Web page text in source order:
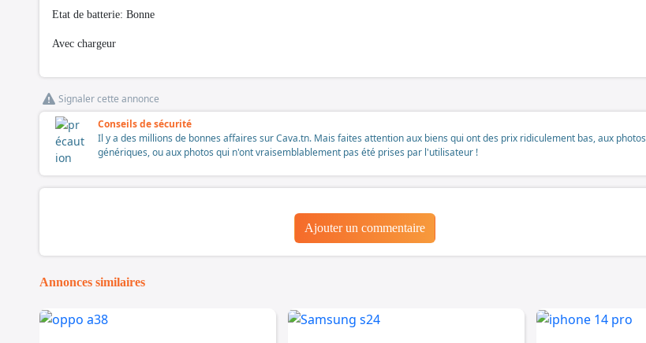
Etat de batterie: Bonne
Avec chargeur
Signaler cette annonce
Conseils de sécurité
Il y a des millions de bonnes affaires sur Cava.tn. Mais faites attention aux biens qui ont des prix ridiculement bas, aux photos
génériques, ou aux photos qui n'ont vraisemblablement pas été prises par l'utilisateur !
Ajouter un commentaire
Annonces similaires